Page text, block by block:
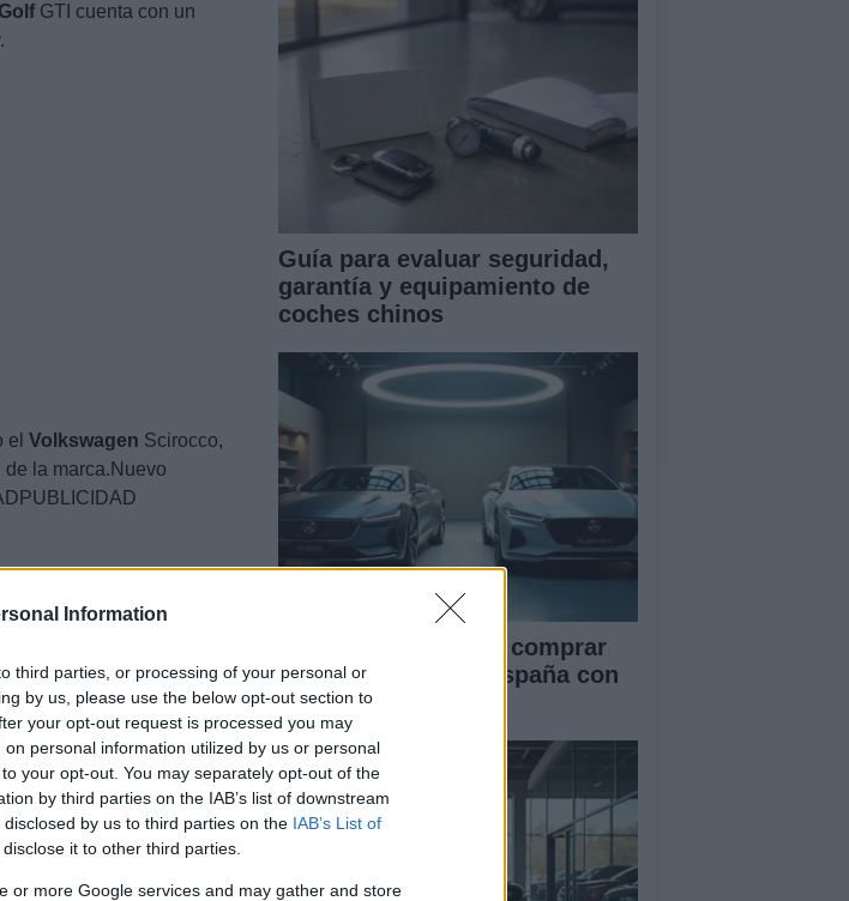
Information
third parties, or processing of your personal or
by us, please use the below opt-out section to
your opt-out request is processed you may
personal information utilized by us or personal
your opt-out. You may separately opt-out of the
by third parties on the IAB’s list of downstream
by us to third parties on the IAB’s List of
it to other third parties.
or more Google services and may gather and store
Golf GTI cuenta con un
el Volkswagen Scirocco,
la marca.Nuevo
Guía para evaluar seguridad,
garantía y equipamiento de
coches chinos
Guía definitiva para comprar
coches chinos en España con
seguridad